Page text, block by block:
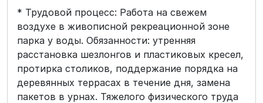
* Трудовой процесс: Работа на свежем
воздухе в живописной рекреационной зоне
парка у воды. Обязанности: утренняя
расстановка шезлонгов и пластиковых кресел,
протирка столиков, поддержание порядка на
деревянных террасах в течение дня, замена
пакетов в урнах. Тяжелого физического труда